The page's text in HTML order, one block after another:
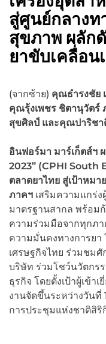
สู่ศูนย์กลางท
สุขภาพ ผลัก
ยาขับเคลื่อน
(จากซ้าย) คุณธำรงชัย
คุณรุ้งเพชร ชิตานุวัตร์
สุขศิลป์ และคุณปาริช
อินฟอร์มา มาร์เก็ตส์ฯ
2023” (CPHI South
ตลาดยาไทย สู่เป้าหม
ภาคฯ เสริมความแกร่
มาตรฐานสากล พร้อม
ความร่วมมือจากทุกภ
ความมั่นคงทางการยา
เศรษฐกิจไทย ร่วมชม
บริษัท ร่วมโชว์นวัตกร
ธุรกิจ โดยตั้งเป้าผู้เข้า
งานจัดขึ้นระหว่างวันที่
การประชุมแห่งชาติสิริ